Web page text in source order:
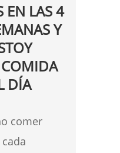
EN LAS 4
Y
DÍA
comer